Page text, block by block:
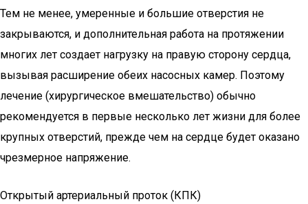
Тем не менее, умеренные и большие отверстия не
закрываются, и дополнительная работа на протяжении
многих лет создает нагрузку на правую сторону сердца,
вызывая расширение обеих насосных камер. Поэтому
лечение (хирургическое вмешательство) обычно
рекомендуется в первые несколько лет жизни для более
крупных отверстий, прежде чем на сердце будет оказано
чрезмерное напряжение.
Открытый артериальный проток (КПК)